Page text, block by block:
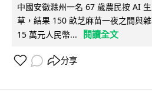
中國安徽滁州一名 67 歲農民按 AI
草，結果 150 畝芝麻苗一夜之間與
15 萬元人民幣...
閱讀全文
分享